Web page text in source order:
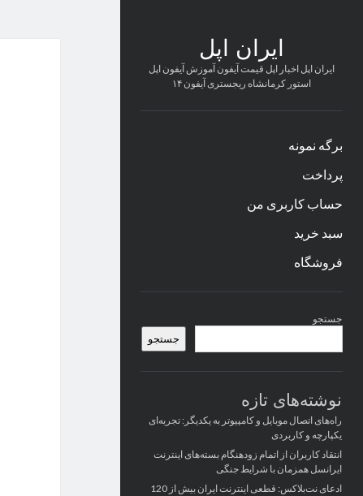
ایران اپل
ایران اپل اخبار اپل قیمت آیفون آموزش آیفون اپل
استور کرمانشاه ریجستری آیفون ۱۴
برگه نمونه
پرداخت
حساب کاربری من
سبد خرید
فروشگاه
کناری
جستجو
جستجو
نوشته‌های تازه
راه‌های اتصال موبایل و کامپیوتر به یکدیگر: تجربه‌ای
یکپارچه و کاربردی
انتقاد کاربران از اتمام زودهنگام بسته‌های اینترنت
ایرانسل همزمان با شرایط جنگی
ادعای نت‌بلاکس: قطعی اینترنت ایران بیش از 120